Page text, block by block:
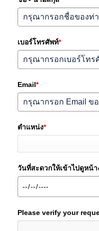
เบอร์โทรศัพท์*
Email*
ตำแหน่ง*
วันที่สะดวกให้เข้าไปดูหน้า
Please verify your